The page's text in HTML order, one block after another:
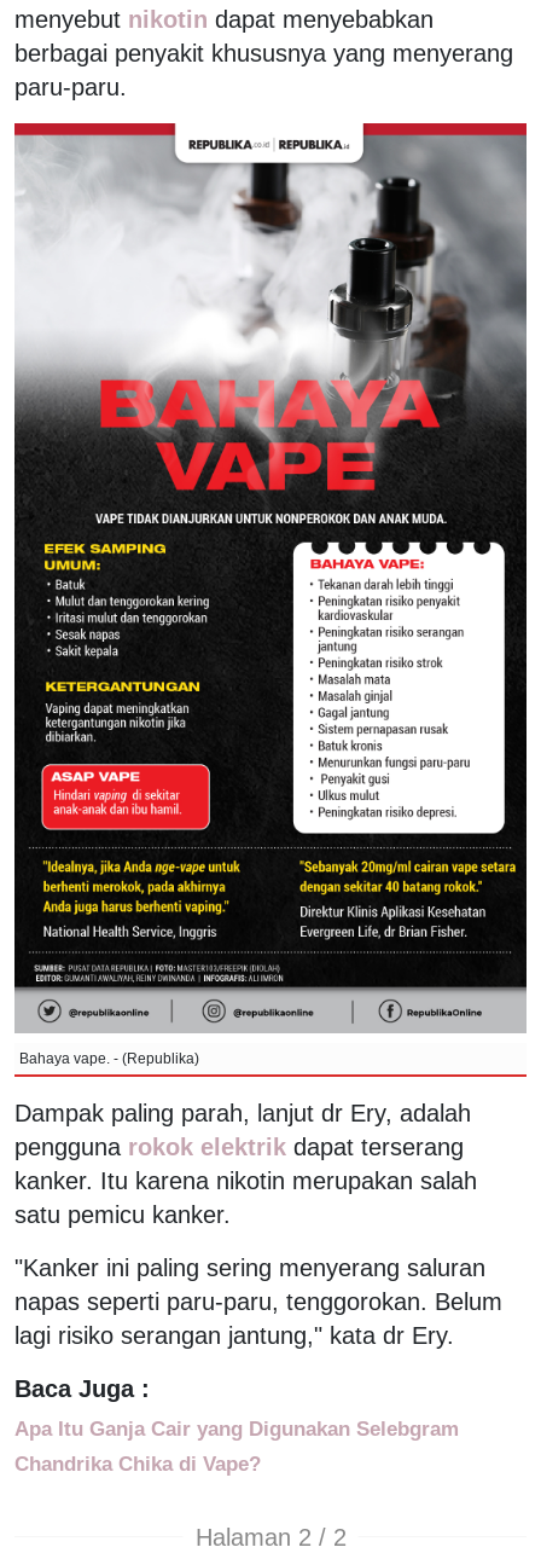
menyebut nikotin dapat menyebabkan
berbagai penyakit khususnya yang menyerang
paru-paru.
Bahaya vape. - (Republika)
Dampak paling parah, lanjut dr Ery, adalah
penggunarokok elektrik dapat terserang
kanker. Itu karena nikotin merupakan salah
satu pemicu kanker.
"Kanker ini paling sering menyerang saluran
napas seperti paru-paru, tenggorokan. Belum
lagi risiko serangan jantung," kata dr Ery.
Baca Juga :
Apa Itu Ganja Cair yang Digunakan Selebgram
Chandrika Chika di Vape?
Halaman 2 / 2